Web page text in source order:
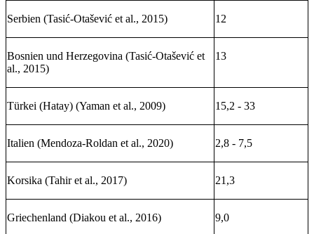
Serbien (Tasić-Otašević et al., 2015) 12
Bosnien und Herzegovina (Tasić-Otašević et
al., 2015)
13
Türkei (Hatay) (Yaman et al., 2009) 15,2 - 33
Italien (Mendoza-Roldan et al., 2020) 2,8 - 7,5
Korsika (Tahir et al., 2017) 21,3
Griechenland (Diakou et al., 2016) 9,0